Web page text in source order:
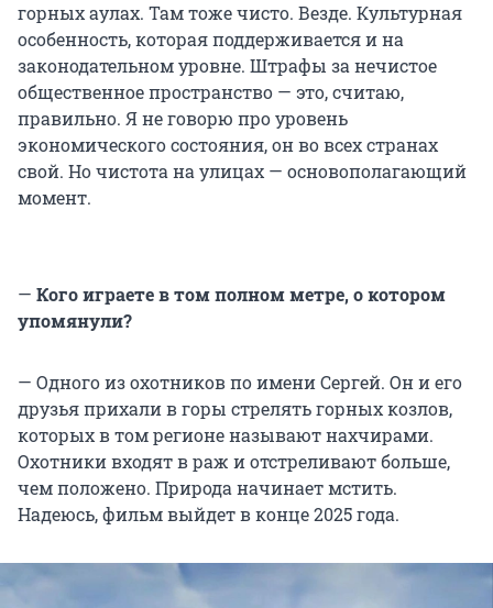
горных аулах. Там тоже чисто. Везде. Культурная
особенность, которая поддерживается и на
законодательном уровне. Штрафы за нечистое
общественное пространство — это, считаю,
правильно. Я не говорю про уровень
экономического состояния, он во всех странах
свой. Но чистота на улицах — основополагающий
момент.
— Кого играете в том полном метре, о котором
упомянули?
— Одного из охотников по имени Сергей. Он и его
друзья прихали в горы стрелять горных козлов,
которых в том регионе называют нахчирами.
Охотники входят в раж и отстреливают больше,
чем положено. Природа начинает мстить.
Надеюсь, фильм выйдет в конце 2025 года.